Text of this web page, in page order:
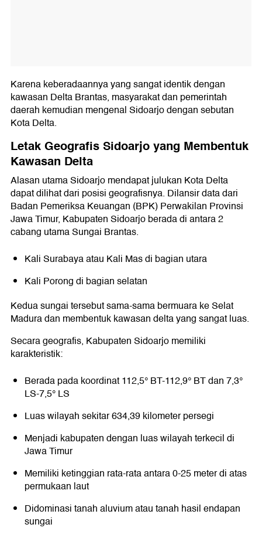
Karena keberadaannya yang sangat identik dengan
kawasan Delta Brantas, masyarakat dan pemerintah
daerah kemudian mengenal Sidoarjo dengan sebutan
Kota Delta.
Letak Geografis Sidoarjo yang Membentuk
Kawasan Delta
Alasan utama Sidoarjo mendapat julukan Kota Delta
dapat dilihat dari posisi geografisnya. Dilansir data dari
Badan Pemeriksa Keuangan (BPK) Perwakilan Provinsi
Jawa Timur, Kabupaten Sidoarjo berada di antara 2
cabang utama Sungai Brantas.
Kali Surabaya atau Kali Mas di bagian utara
Kali Porong di bagian selatan
Kedua sungai tersebut sama-sama bermuara ke Selat
Madura dan membentuk kawasan delta yang sangat luas.
Secara geografis, Kabupaten Sidoarjo memiliki
karakteristik:
Berada pada koordinat 112,5° BT-112,9° BT dan 7,3°
LS-7,5° LS
Luas wilayah sekitar 634,39 kilometer persegi
Menjadi kabupaten dengan luas wilayah terkecil di
Jawa Timur
Memiliki ketinggian rata-rata antara 0-25 meter di atas
permukaan laut
Didominasi tanah aluvium atau tanah hasil endapan
sungai